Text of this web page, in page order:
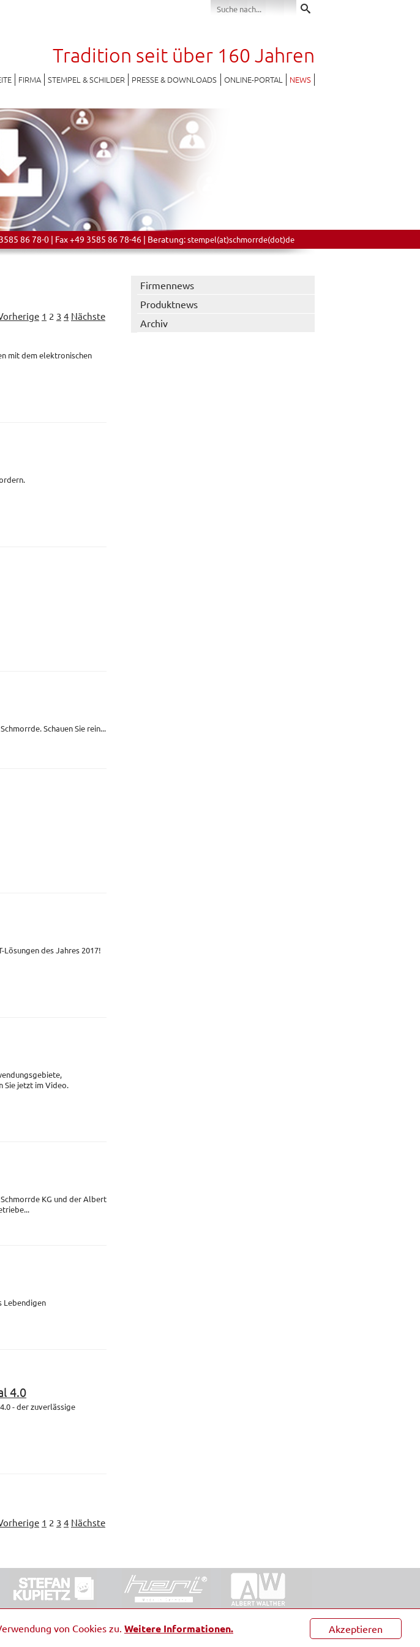
Akzeptieren
von Cookies zu. Weitere Informationen.
Tradition seit über 160 Jahren
FIRMA STEMPEL & SCHILDER PRESSE & DOWNLOADS ONLINE-PORTAL NEWS
86 78-0 | Fax +49 3585 86 78-46 | Beratung:stempel(at)schmorrde(dot)de
1 2 3 4 Nächste
mit dem elektronischen
Schauen Sie rein...
des Jahres 2017!
Sie jetzt im Video.
KG und der Albert
Lebendigen
4.0
- der zuverlässige
1 2 3 4 Nächste
Firmennews
Produktnews
Archiv
Impressum Barrierefreiheit Kontakt Datenschutz